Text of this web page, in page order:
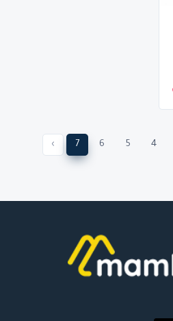
4
5
6
7
›